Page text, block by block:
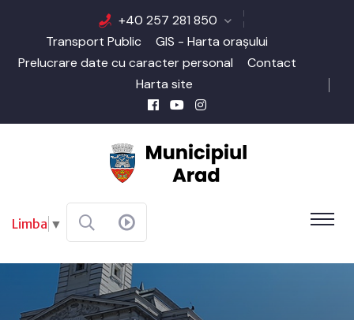
+40 257 281 850
Transport Public
GIS - Harta orașului
Prelucrare date cu caracter personal
Contact
Harta site
Limba ▼